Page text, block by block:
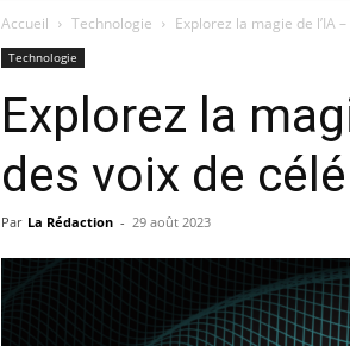
Accueil Technologie Explorez la magie de l’IA
Technologie
Explorez la
des voix de
Par La Rédaction - 29 août 2023